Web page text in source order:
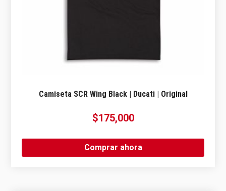
Camiseta SCR Wing Black | Ducati | Original
$175,000
Comprar ahora